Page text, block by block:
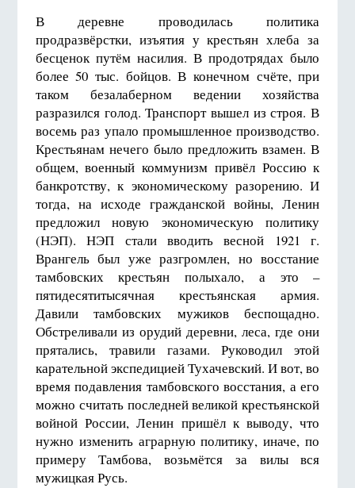
В деревне проводилась политика
продразвёрстки, изъятия у крестьян хлеба за
бесценок путём насилия. В продотрядах было
более 50 тыс. бойцов. В конечном счёте, при
таком безалаберном ведении хозяйства
разразился голод. Транспорт вышел из строя. В
восемь раз упало промышленное производство.
Крестьянам нечего было предложить взамен. В
общем, военный коммунизм привёл Россию к
банкротству, к экономическому разорению. И
тогда, на исходе гражданской войны, Ленин
предложил новую экономическую политику
(НЭП). НЭП стали вводить весной 1921 г.
Врангель был уже разгромлен, но восстание
тамбовских крестьян полыхало, а это –
пятидесятитысячная крестьянская армия.
Давили тамбовских мужиков беспощадно.
Обстреливали из орудий деревни, леса, где они
прятались, травили газами. Руководил этой
карательной экспедицией Тухачевский. И вот, во
время подавления тамбовского восстания, а его
можно считать последней великой крестьянской
войной России, Ленин пришёл к выводу, что
нужно изменить аграрную политику, иначе, по
примеру Тамбова, возьмётся за вилы вся
мужицкая Русь.